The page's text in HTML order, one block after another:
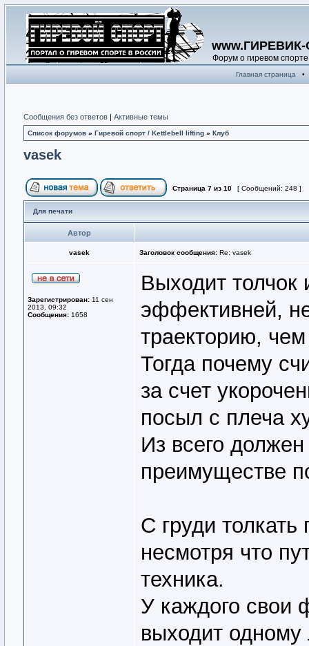
Форум о гиревом спорте
Главная страница •
Сообщения без ответов | Активные темы
Список форумов » Гиревой спорт / Kettlebell lifting » Клуб
vasek
Страница 7 из 10 [ Сообщений: 248 ]
Для печати
Автор
vasek Заголовок сообщения: Re: vasek
Зарегистрирован: 11 сен
2013, 09:32
Сообщения: 1658
Выходит толчок
эффективней,
траекторию,
Тогда почему
за счет
посыл с плеча
Из всего
преимуществе
С груди
несмотря что
техника.
У каждого свои
выходит одному